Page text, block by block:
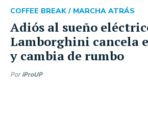
Adiós al sueño
Lamborghini cancela
y cambia de rumbo
COFFEE BREAK / MARCHA ATRÁS
Por iProUP